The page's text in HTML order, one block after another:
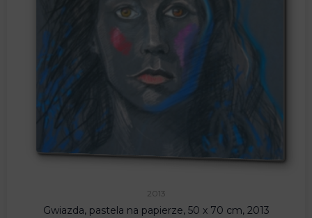
2013
Gwiazda, pastela na papierze, 50 x 70 cm, 2013